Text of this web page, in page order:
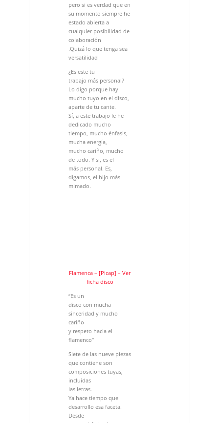
pero si es verdad que en
su momento siempre he
estado abierta a
cualquier posibilidad de
colaboración
.Quizá lo que tenga sea
versatilidad
¿Es este tu
trabajo más personal?
Lo digo porque hay
mucho tuyo en el disco,
aparte de tu cante.
Sí, a este trabajo le he
dedicado mucho
tiempo, mucho énfasis,
mucha energía,
mucho cariño, mucho
de todo. Y si, es el
más personal. Es,
digamos, el hijo más
mimado.
flamenco”
que contiene son
composiciones tuyas,
incluidas
las letras.
Ya hace tiempo que
desarrollo esa faceta.
Desde
que grabé el primer
disco -que, aunque
digo que son cuatro
discos los que tengo, en
realidad
no cuento otros dos que
hice al principio de mi
trayectoria “Luna entre